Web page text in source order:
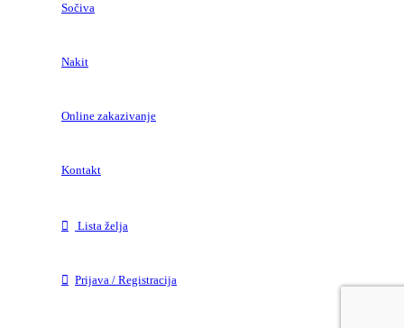
Sočiva
Nakit
Online zakazivanje
Kontakt
Lista želja
Prijava / Registracija